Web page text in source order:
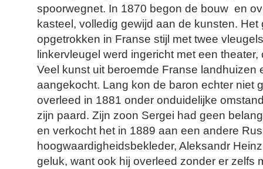
spoorwegnet. In 1870 begon de bouw en
kasteel, volledig gewijd aan de kunsten. Het
opgetrokken in Franse stijl met twee
linkervleugel werd ingericht met een
Veel kunst uit beroemde Franse landhuizen
aangekocht. Lang kon de baron echter niet
overleed in 1881 onder onduidelijke
zijn paard. Zijn zoon Sergei had geen
en verkocht het in 1889 aan een andere
hoogwaardigheidsbekleder, Aleksandr
geluk, want ook hij overleed zonder er zelfs